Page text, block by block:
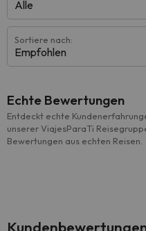
Alle
Sortiere nach:
Empfohlen
Echte Bewertungen
Entdeckt echte
unserer ViajesParaTi
Bewertungen aus echten Reisen.